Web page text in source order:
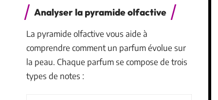
Analyser la pyramide olfactive
La pyramide olfactive vous aide à
comprendre comment un parfum évolue sur
la peau. Chaque parfum se compose de trois
types de notes :